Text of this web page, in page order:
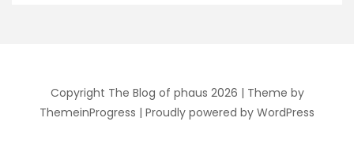
Copyright The Blog of phaus 2026 | Theme by
ThemeinProgress | Proudly powered by WordPress